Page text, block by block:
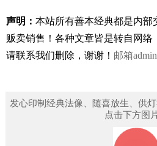
声明： 本站所有善本经典都是内部
贩卖销售！ 各种文章皆是转自网络
请联系我们删除，谢谢！ 邮箱
发心印制经典法像、随喜放生、供
点击下方图